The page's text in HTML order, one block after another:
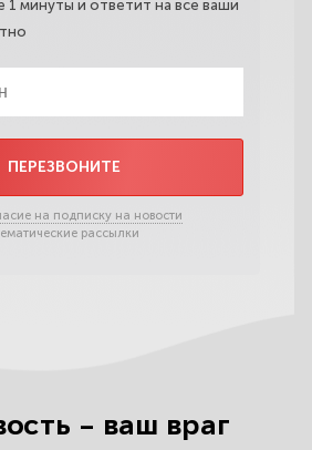
1 минуты и ответит на все ваши
ПЕРЕЗВОНИТЕ
на подписку на новости
рассылки
– ваш враг